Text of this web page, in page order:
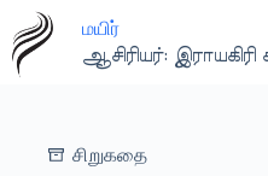
content
மயிர்
ஆசிரியர்: இராயகிரி
சிறுகதை